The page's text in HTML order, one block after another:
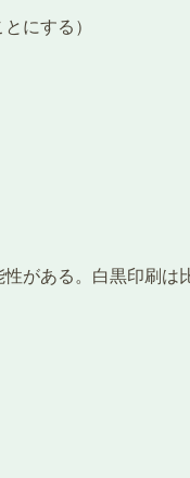
にする）
がある。白黒印刷は